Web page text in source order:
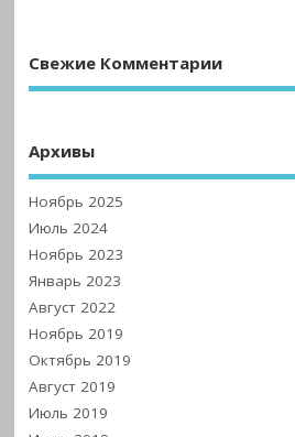
Свежие Комментарии
Архивы
Ноябрь 2025
Июль 2024
Ноябрь 2023
Январь 2023
Август 2022
Ноябрь 2019
Октябрь 2019
Август 2019
Июль 2019